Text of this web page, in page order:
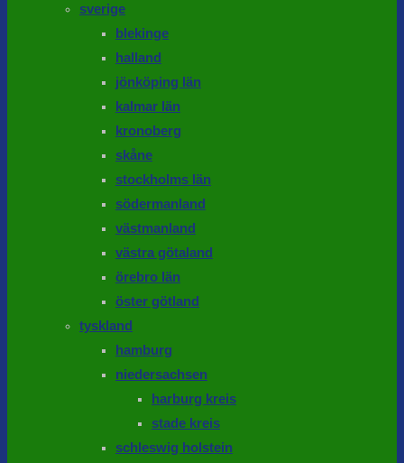
sverige
blekinge
halland
jönköping län
kalmar län
kronoberg
skåne
stockholms län
södermanland
västmanland
västra götaland
örebro län
öster götland
tyskland
hamburg
niedersachsen
harburg kreis
stade kreis
schleswig holstein